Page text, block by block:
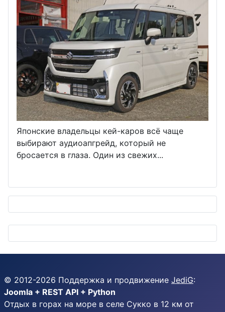
Японские владельцы кей-каров всё чаще
выбирают аудиоапгрейд, который не
бросается в глаза. Один из свежих...
© 2012-2026 Поддержка и продвижение JediG:
Joomla + REST API + Python
Отдых в горах на море в селе Сукко в 12 км от